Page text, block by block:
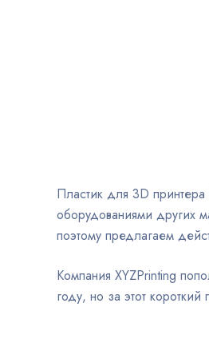
Пластик для 3D
оборудованиями других
поэтому предлагаем
Компания XYZPrinting
году, но за этот